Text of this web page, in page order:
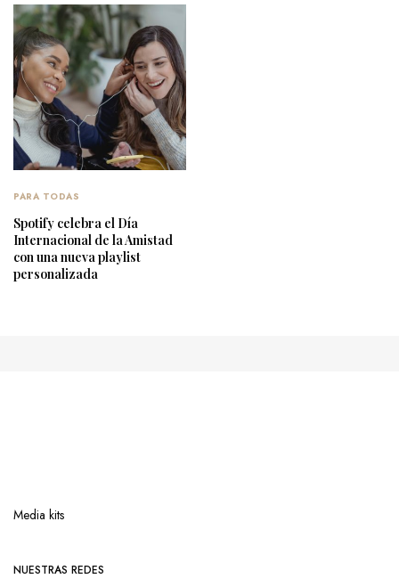
PARA TODAS
Spotify celebra el Día
Internacional de la Amistad
con una nueva playlist
personalizada
Media kits
NUESTRAS REDES